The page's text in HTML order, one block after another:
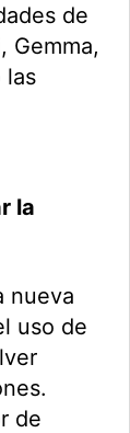
de
Gemma,
las
la
nueva
uso de
de